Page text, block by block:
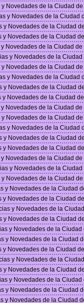
y Novedades de la Ciudad
y Novedades de la Ciudad
y Novedades de la Ciudad
y Novedades de la Ciudad
Novedades de la Ciudad
y Novedades de la
y Novedades de la Ciudad
y Novedades de la Ciudad
y Novedades de la Ciudad
y Novedades de la Ciudad
Novedades de la Ciudad
y Novedades de la Ciudad
y Novedades de la Ciudad
y Novedades de la Ciudad
y Novedades de la Ciudad
Novedades de la Ciudad
y Novedades de la
y Novedades de la Ciudad
y Novedades de la Ciudad
y Novedades de la Ciudad
y Novedades de la
y Novedades de la Ciudad
y Novedades de la
y Novedades de la Ciudad
y Novedades de la Ciudad
y Novedades de la
y Novedades de la Ciudad
y Novedades de la
y Novedades de la Ciudad
y Novedades de la Ciudad